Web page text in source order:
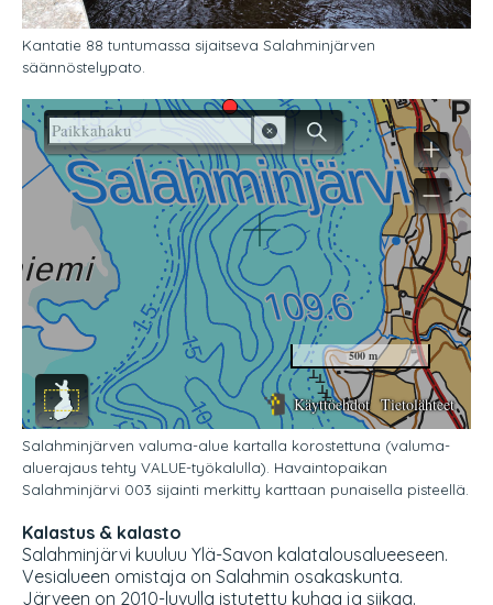
Kantatie 88 tuntumassa sijaitseva Salahminjärven
säännöstelypato.
Salahminjärven valuma-alue kartalla korostettuna (valuma-
aluerajaus tehty VALUE-työkalulla). Havaintopaikan
Salahminjärvi 003 sijainti merkitty karttaan punaisella pisteellä.
Kalastus & kalasto
Salahminjärvi kuuluu Ylä-Savon kalatalousalueeseen.
Vesialueen omistaja on Salahmin osakaskunta.
Järveen on 2010-luvulla istutettu kuhaa ja siikaa.